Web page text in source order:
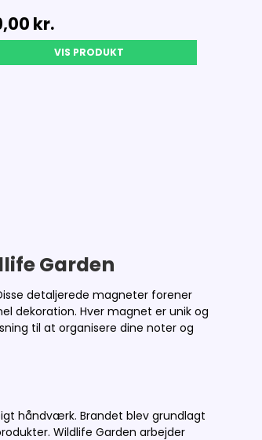
kr.
VIS PRODUKT
Garden
detaljerede magneter forener
dekoration. Hver magnet er unik og
til at organisere dine noter og
håndværk. Brandet blev grundlagt
Wildlife Garden arbejder